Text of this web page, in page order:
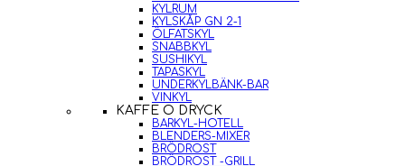
KYLRUM
KYLSKÅP GN 2-1
ÖLFATSKYL
SNABBKYL
SUSHIKYL
TAPASKYL
UNDERKYLBÄNK-BAR
VINKYL
KAFFE O DRYCK
BARKYL-HOTELL
BLENDERS-MIXER
BRÖDROST
BRÖDROST -GRILL